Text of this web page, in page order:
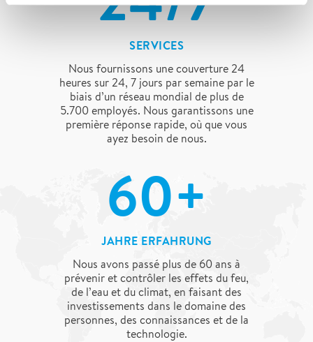
SERVICES
Nous fournissons une couverture 24
heures sur 24, 7 jours par semaine par le
biais d’un réseau mondial de plus de
5.700 employés. Nous garantissons une
première réponse rapide, où que vous
ayez besoin de nous.
60+
JAHRE ERFAHRUNG
Nous avons passé plus de 60 ans à
prévenir et contrôler les effets du feu,
de l’eau et du climat, en faisant des
investissements dans le domaine des
personnes, des connaissances et de la
technologie.